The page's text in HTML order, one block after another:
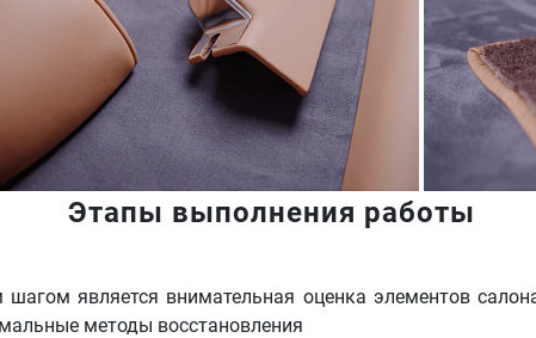
Этапы выполнения работы
является внимательная оценка элементов
методы восстановления